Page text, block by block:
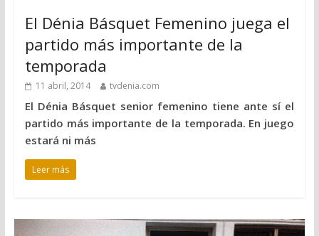
El Dénia Básquet Femenino juega el
partido más importante de la
temporada
11 abril, 2014 tvdenia.com
El Dénia Básquet senior femenino tiene ante sí el
partido más importante de la temporada. En juego
estará ni más
Leer más